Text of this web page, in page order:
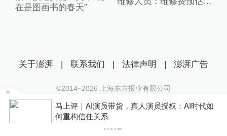
在是图画书的春天”
马上评｜AI演员带货，真人演员授权：AI时代如
何重构信任关系
关于澎湃 | 联系我们 | 法律声明 | 澎湃广告
©2014~2026 上海东方报业有限公司
沪ICP证：沪B2-20170116 | 沪ICP备14003370号
互联网新闻信息服务许可证：31120170006
沪公网安备 31010602000299号